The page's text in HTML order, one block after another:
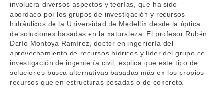
involucra diversos aspectos y teorías, que ha sido
abordado por los grupos de investigación y recursos
hidráulicos de la Universidad de Medellín desde la óptica
de soluciones basadas en la naturaleza. El profesor Rubén
Darío Montoya Ramírez, doctor en ingeniería del
aprovechamiento de recursos hídricos y líder del grupo de
investigación de ingeniería civil, explica que este tipo de
soluciones busca alternativas basadas más en los propios
recursos que en estructuras pesadas o de concreto.